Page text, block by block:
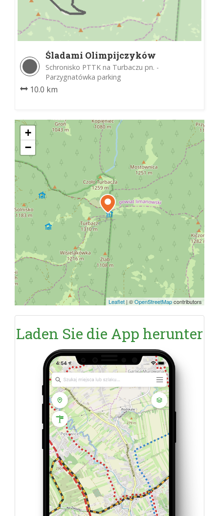
Śladami Olimpijczyków
Schronisko PTTK na Turbaczu pn. -
Parzygnatówka parking
10.0 km
+
−
Leaflet | ©OpenStreetMapcontributors
Laden Sie die App herunter